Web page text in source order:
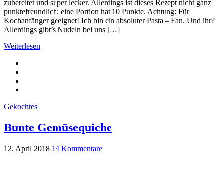
zubereitet und super lecker. Allerdings ist dieses Rezept nicht ganz
punktefreundlich; eine Portion hat 10 Punkte. Achtung: Für
Kochanfänger geeignet! Ich bin ein absoluter Pasta – Fan. Und ihr?
Allerdings gibt’s Nudeln bei uns […]
Weiterlesen
Gekochtes
Bunte Gemüsequiche
12. April 2018 14 Kommentare